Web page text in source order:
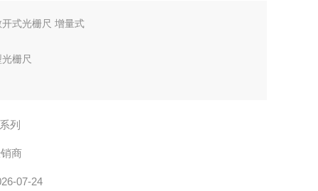
开式光栅尺 增量式
栅尺
列
商
07-24